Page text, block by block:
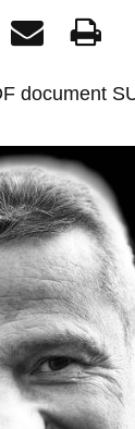
document